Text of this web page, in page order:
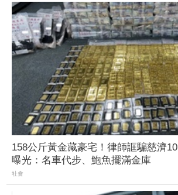
158公斤黃金藏豪宅！律師誆騙慈濟
曝光：名車代步、鮑魚擺滿金庫
社會